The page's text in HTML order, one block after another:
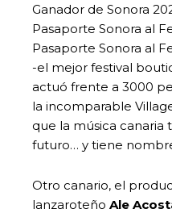
Ganador de Sonora
Pasaporte Sonora al
Pasaporte Sonora al
-el mejor festival
actuó frente a 3000
la incomparable
que la música canaria
futuro… y tiene
Otro canario, el
lanzaroteño Ale